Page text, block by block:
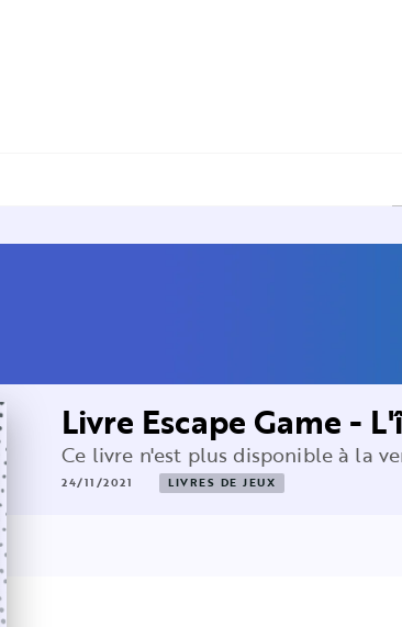
Livre Escape Game -
Ce livre n'est plus disponible à la
24/11/2021 LIVRES DE JEUX